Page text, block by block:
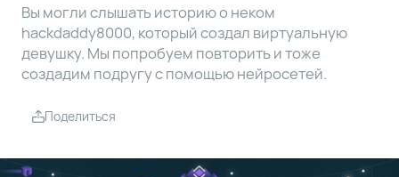
3
Эмоциональный
анализ
Генерация
видео
Вы могли слышать историю о неком
hackdaddy8000, который создал виртуальную
девушку. Мы попробуем повторить и тоже
создадим подругу с помощью нейросетей.
Поделиться